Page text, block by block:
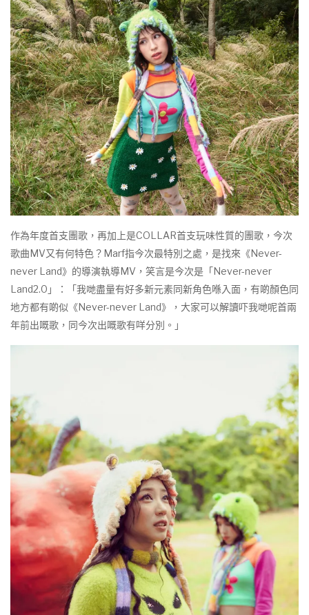
作為年度首支團歌，再加上是COLLAR首支玩味性質的團歌，今次
歌曲MV又有何特色？Marf指今次最特別之處，是找來《Never-
never Land》的導演執導MV，笑言是今次是「Never-never
Land2.0」：「我哋盡量有好多新元素同新角色喺入面，有啲顏色同
地方都有啲似《Never-never Land》，大家可以解讀吓我哋呢首兩
年前出嘅歌，同今次出嘅歌有咩分別。」